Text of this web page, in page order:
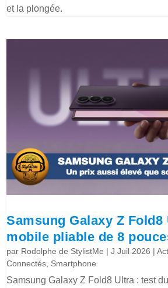
et la plongée.
Samsung Galaxy Z
mobile pliable de 8
par Rodolphe de StylistMe |J Juil 2026 |
Connectés Smartphone
Samsung Galaxy Z Fold8 Ultra : test